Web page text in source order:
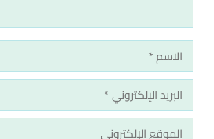
الاسم
البريد
الإلكتروني
الموقع